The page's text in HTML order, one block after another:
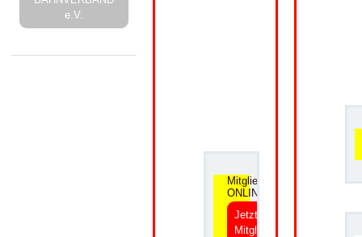
e.V.
Mitgliedsantrag
ONLINE
Jetzt
Mitglied